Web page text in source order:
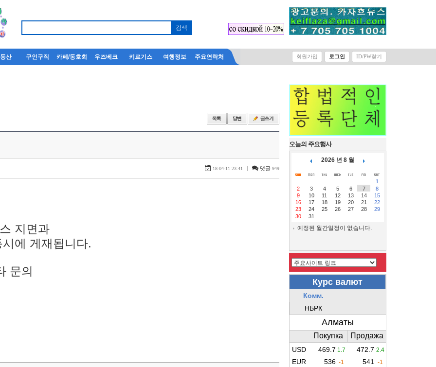
산 구인구직 카페/동호회 우즈베크 키르기스 여행정보 주요연락처 회원가입 로그인 ID/PW찾기
18-04-11 23:41 | 댓글 949
지면과
에 게재됩니다.
문의
오늘의 주요행사
2026 년 8 월
1
2
3 4 5 6 7
8
9
10 11 12 13 14
15
16
17 18 19 20 21
22
23
24 25 26 27 28
29
30
31
예정된 월간일정이 없습니다.